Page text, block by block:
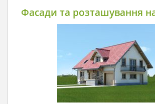
Фасади та розташування